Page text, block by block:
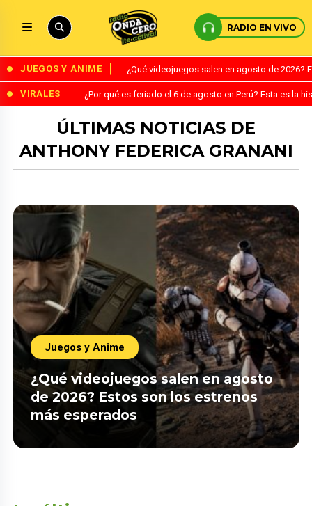
RADIO EN VIVO
JUEGOS Y ANIME ¿Qué videojuegos salen en agosto de
VIRALES ¿Por qué es feriado el 6 de agosto en Perú? Esta es la
ÚLTIMAS NOTICIAS DE
ANTHONY FEDERICA GRANANI
Juegos y Anime
¿Qué videojuegos salen en agosto
de 2026? Estos son los estrenos
más esperados